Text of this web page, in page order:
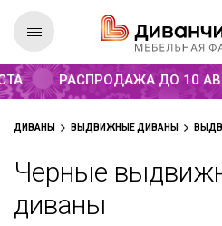
Распродажа до 10 августа
РАСПРОДАЖА ДО 10
ДИВАНЫ ВЫДВИЖНЫЕ ДИВАНЫ
Черные
диваны